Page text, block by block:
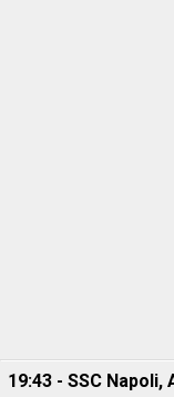
19:43 - SSC